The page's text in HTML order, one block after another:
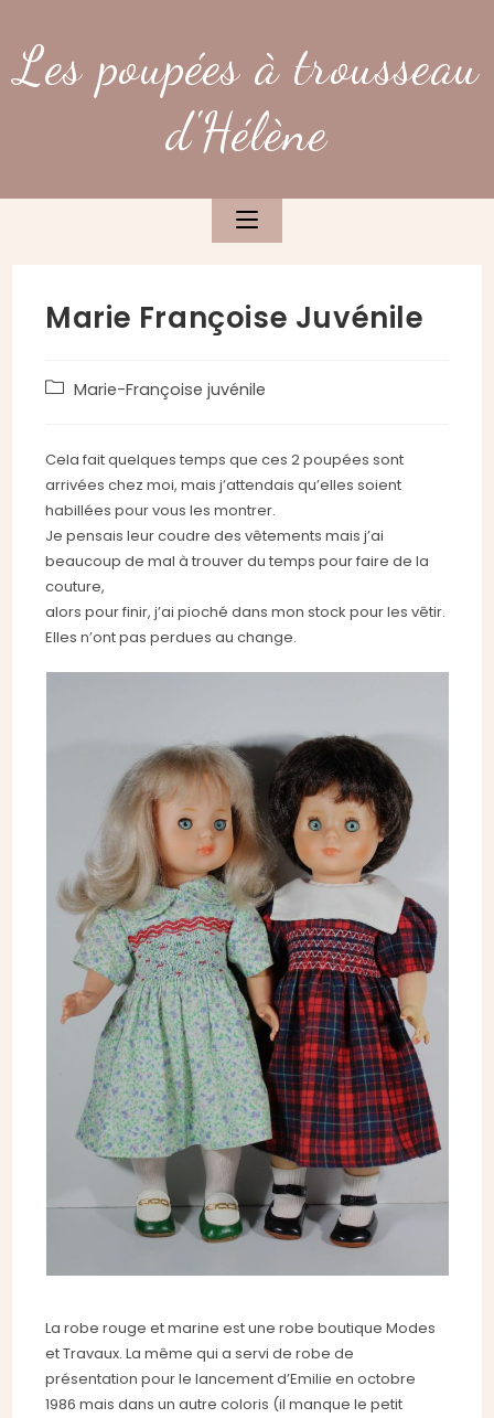
content
Les poupées à trousseau
d'Hélène
Marie Françoise Juvénile
PostMarie-Françoise juvénile
Cela fait quelques temps que ces 2 poupées sont
arrivées chez moi, mais j’attendais qu’elles soient
habillées pour vous les montrer.
Je pensais leur coudre des vêtements mais j’ai
beaucoup de mal à trouver du temps pour faire de la
couture,
alors pour finir, j’ai pioché dans mon stock pour les vêtir.
Elles n’ont pas perdues au change.
La robe rouge et marine est une robe boutique Modes
et Travaux. La même qui a servi de robe de
présentation pour le lancement d’Emilie en octobre
1986 mais dans un autre coloris (il manque le petit